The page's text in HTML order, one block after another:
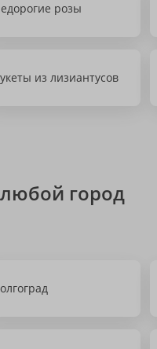
розы
из лизиантусов
город